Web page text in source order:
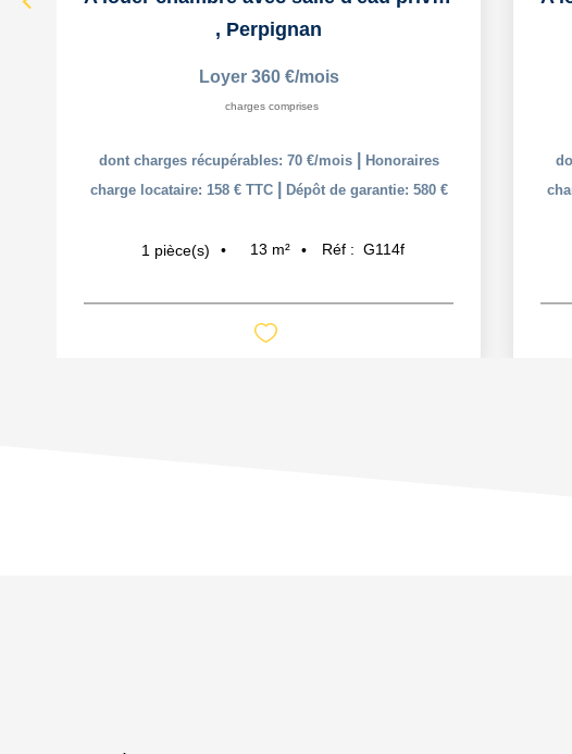
, Perpignan
Loyer 360 €/mois
charges comprises
dont charges récupérables: 70 €/mois
Honoraires
charge locataire: 158 € TTC
Dépôt de garantie: 580 €
1 pièce(s) 13 m² Réf : G114f